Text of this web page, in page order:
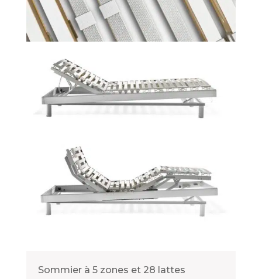
Sommier à 5 zones et 28 lattes